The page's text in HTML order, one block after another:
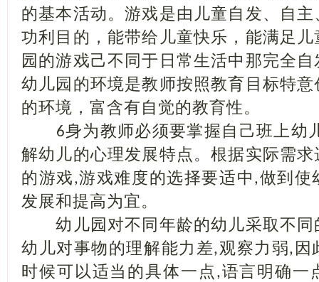
的基本活动。游戏是由儿童自发、自
功利目的，能带给儿童快乐，能满足
园的游戏己不同于日常生活中那完全
幼儿园的环境是教师按照教育目标特
的环境，富含有自觉的教育性。
6身为教师必须要掌握自己班上幼
解幼儿的心理发展特点。根据实际需
的游戏,游戏难度的选择要适中 ,做到使
发展和提高为宜。
幼儿园对不同年龄的幼儿采取不同
幼儿对事物的理解能力差,观察力弱, 因
时候可以适当的具体一点 ,语言明确一